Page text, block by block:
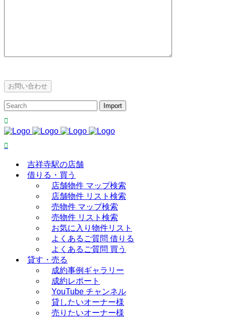
吉祥寺駅の店舗
借りる・買う
店舗物件 マップ検索
店舗物件 リスト検索
売物件 マップ検索
売物件 リスト検索
お気に入り物件リスト
よくあるご質問 借りる
よくあるご質問 買う
貸す・売る
成約事例ギャラリー
成約レポート
YouTube チャンネル
貸したいオーナー様
売りたいオーナー様